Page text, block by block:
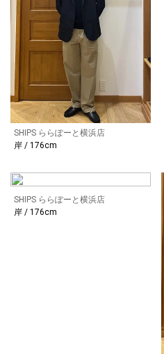
SHIPS ららぽーと横浜店
岸 / 176cm
SHIPS ららぽーと横浜店
岸 / 176cm